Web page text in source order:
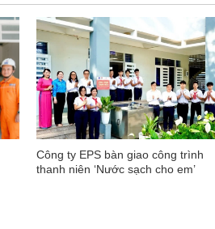
Công ty EPS bàn giao công trình
thanh niên ‘Nước sạch cho em’